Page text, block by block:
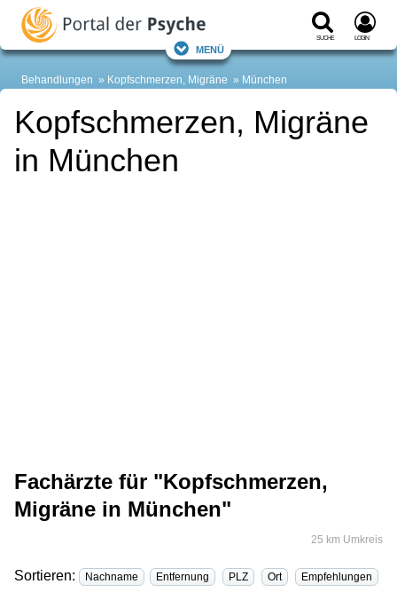
Suche Login
Menü
Behandlungen Kopfschmerzen, Migräne München
Kopfschmerzen, Migräne
in München
Fachärzte für "Kopfschmerzen,
Migräne in München"
25 km Umkreis
Sortieren: Nachname Entfernung PLZ Ort
Empfehlungen